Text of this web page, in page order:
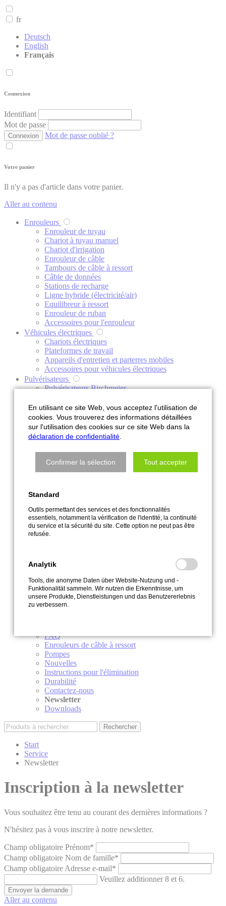
fr
Deutsch
English
Français
Connexion
Identifiant
Mot de passe
Connexion Mot de passe oublié ?
Votre panier
Il n'y a pas d'article dans votre panier.
Aller au contenu
Enrouleurs
Enrouleur de tuyau
Chariot à tuyau manuel
Chariot d'irrigation
Enrouleur de câble
Tambours de câble à ressort
Câble de données
Stations de recharge
Ligne hybride (électricité/air)
Equilibreur à ressort
Enrouleur de ruban
Accessoires pour l'enrouleur
Véhicules électriques
Chariots électriques
Plateformes de travail
Appareils d'entretien et parterres mobiles
Accessoires pour véhicules électriques
Pulvérisateurs
Pulvérisateurs Birchmeier
Pulvérisateurs à chariot KS
Pulvérisateurs portés AS
Pulvérisateurs tractés AHS
Pulvérisateurs automoteurs
Pulvérisateurs Mankar ULV
Accessoires pour pulvérisateurs
Accessoires
Armatures & Raccords
Joints tournants
Électricité
Pistolets & douchettes
Pompes
Technique de régulation
Tuyaux
Vannes
Vente
Service
Qui sommes-nous?
Interlocuteur & info service
FAQ
Enrouleurs de câble à ressort
Pompes
Nouvelles
Instructions pour l'élimination
Durabilité
Contactez-nous
Newsletter
Downloads
Rechercher
Start
Service
Newsletter
Inscription à la newsletter
Vous souhaitez être tenu au courant des dernières informations ?
N'hésitez pas à vous inscrire à notre newsletter.
Champ obligatoire Prénom*
Champ obligatoire Nom de famille*
Champ obligatoire Adresse e-mail*
Veuillez additionner 8 et 6.
Envoyer la demande
Aller au contenu
En utilisant ce site Web, vous acceptez l'utilisation de
cookies. Vous trouverez des informations détaillées
sur l'utilisation des cookies sur ce site Web dans la
déclaration de confidentialité
Confirmer la sélection Tout accepter
Standard
Outils permettant des services et des fonctionnalités
essentiels, notamment la vérification de l'identité, la continuité
du service et la sécurité du site. Cette option ne peut pas être
refusée.
Analytik
Tools, die anonyme Daten über Website-Nutzung und -
Funktionalität sammeln. Wir nutzen die Erkenntnisse, um
unsere Produkte, Dienstleistungen und das Benutzererlebnis
zu verbessern.